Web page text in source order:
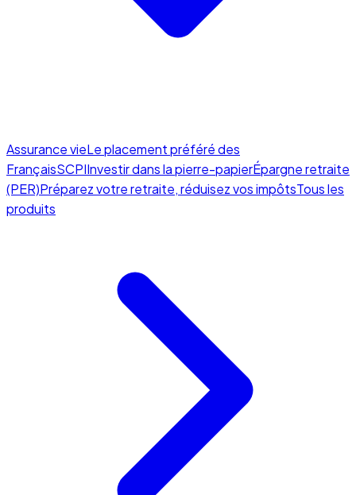
Assurance vieLe placement préféré des
FrançaisSCPIInvestir dans la pierre-papierÉpargne retraite
(PER)Préparez votre retraite, réduisez vos impôtsTous les
produits